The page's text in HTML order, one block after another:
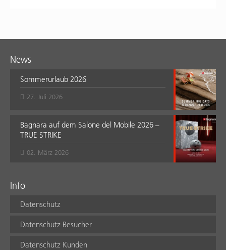
News
Sommerurlaub 2026
27. Juli 2026
Bagnara auf dem Salone del Mobile 2026 –
TRUE STRIKE
02. März 2026
Info
Datenschutz
Datenschutz Besucher
Datenschutz Kunden